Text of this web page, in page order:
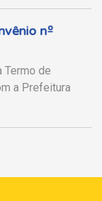
nº
Termo de
a Prefeitura